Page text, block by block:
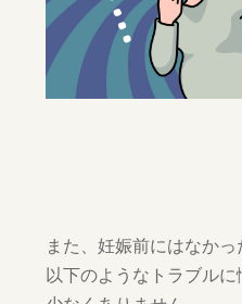
また、妊娠前にはなかっ
以下のようなトラブルに